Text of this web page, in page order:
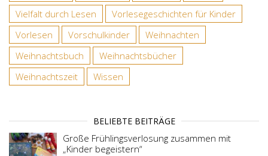
Vielfalt durch Lesen
Vorlesegeschichten für Kinder
Vorlesen
Vorschulkinder
Weihnachten
Weihnachtsbuch
Weihnachtsbücher
Weihnachtszeit
Wissen
BELIEBTE BEITRÄGE
Große Frühlingsverlosung zusammen mit
„Kinder begeistern“